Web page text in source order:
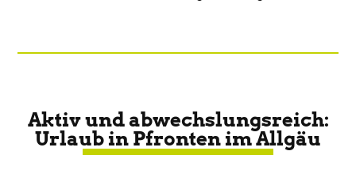
Aktiv und abwechslungsreich:
Urlaub in Pfronten im Allgäu